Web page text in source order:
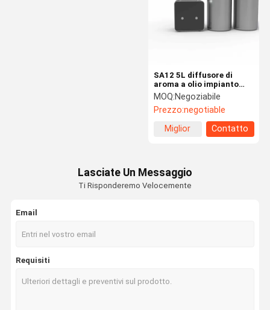
Casa.
SA12 5L diffusore di
aroma a olio impianto
climatizzatore macchina
diffusore di
aromaterapia di fascia
MOQ:Negoziabile
Prezzo:negotiable
Miglior
Contatto
Lasciate Un Messaggio
Ti Risponderemo Velocemente
Email
Requisiti